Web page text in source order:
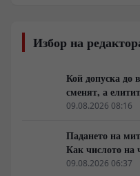
Избор на
Кой допуска до
сменят, а
09.08.2026 08:16
Падането на
Как числото на
спадна драстично
09.08.2026 06:37